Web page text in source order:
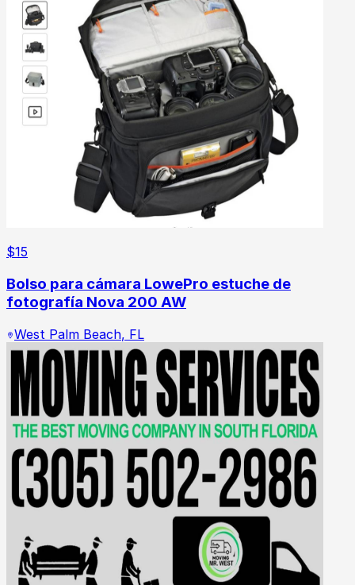
$15
Bolso para cámara LowePro estuche de
fotografía Nova 200 AW
West Palm Beach, FL